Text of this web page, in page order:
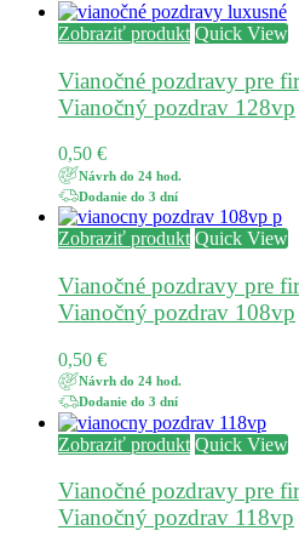
Zobraziť produkt Quick View
Vianočné pozdravy pre
Vianočný pozdrav 128vp
0,50 €
Návrh do 24 hod.
Dodanie do 3 dní
Zobraziť produkt Quick View
Vianočné pozdravy pre
Vianočný pozdrav 108vp
0,50 €
Návrh do 24 hod.
Dodanie do 3 dní
Zobraziť produkt Quick View
Vianočné pozdravy pre
Vianočný pozdrav 118vp